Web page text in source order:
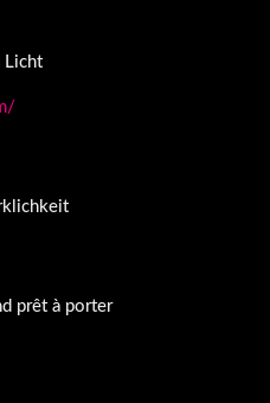
Licht
prêt à porter